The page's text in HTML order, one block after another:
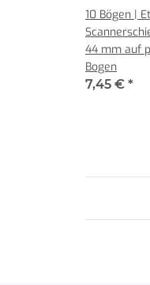
10 Bögen |
44 mm auf
Bogen
7,45 € *